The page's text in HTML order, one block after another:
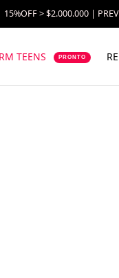
> $2.000.000 |
TEENS PRONTO